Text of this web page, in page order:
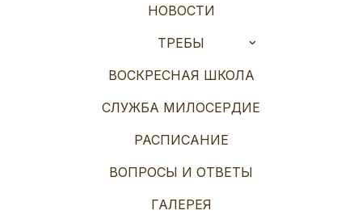
НОВОСТИ
ТРЕБЫ
ВОСКРЕСНАЯ ШКОЛА
СЛУЖБА МИЛОСЕРДИЕ
РАСПИСАНИЕ
ВОПРОСЫ И ОТВЕТЫ
ГАЛЕРЕЯ